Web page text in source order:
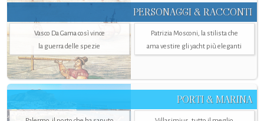
PERSONAGGI & RACCONTI
Vasco Da Gama così vince
la guerra delle spezie
Patrizia Mosconi, la stilista che
ama vestire gli yacht più eleganti
PORTI & MARINA